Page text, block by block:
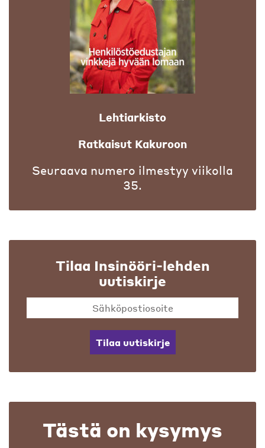
Lehtiarkisto
Ratkaisut Kakuroon
Seuraava numero ilmestyy viikolla
35.
Tilaa Insinööri-lehden
uutiskirje
Tilaa uutiskirje
Tästä on kysymys